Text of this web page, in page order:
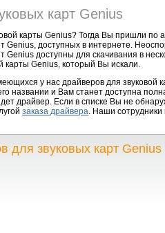
карт Genius
карты Genius? Тогда Вы пришли
Genius, доступных в интернете.
Genius доступны для скачивания в
карты Genius, который Вы искали.
у нас драйверов для
названии и Вам станет доступна
драйвер. Если в списке Вы не
заказа драйвера. Наши сотрудники
для звуковых карт Genius